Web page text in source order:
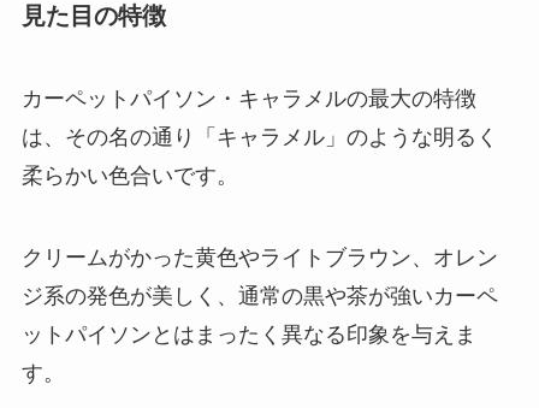
見た目の特徴
カーペットパイソン・キャラメルの最大の特徴
は、その名の通り「キャラメル」のような明るく
柔らかい色合いです。
クリームがかった黄色やライトブラウン、オレン
ジ系の発色が美しく、通常の黒や茶が強いカーペ
ットパイソンとはまったく異なる印象を与えま
す。